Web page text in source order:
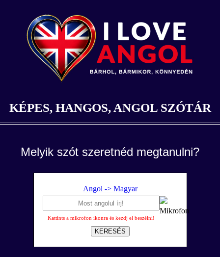
KÉPES, HANGOS, ANGOL SZÓTÁR
Melyik szót szeretnéd megtanulni?
Angol -> Magyar
Kattints a mikrofon ikonra és kezdj el beszélni!
KERESÉS